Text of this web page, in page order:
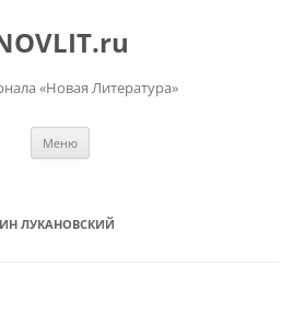
«Новая Литература»
Меню
ЛУКАНОВСКИЙ